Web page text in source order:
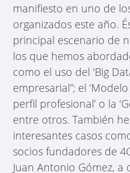
manifiesto en uno de los
organizados este año.
principal escenario de
los que hemos
como el uso del ‘Big
empresarial”; el
perfil profesional’ o la
entre otros. También
interesantes casos
socios fundadores de
Juan Antonio Gómez, a